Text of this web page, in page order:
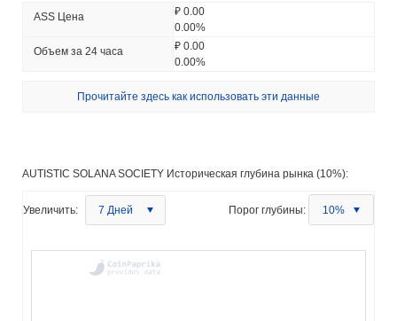
ASS Цена
₽ 0.00
0.00%
Объем за 24 часа
₽ 0.00
0.00%
Прочитайте здесь как использовать эти данные
AUTISTIC SOLANA SOCIETY Историческая глубина рынка (10%):
Увеличить: 7 Дней Порог глубины: 10%